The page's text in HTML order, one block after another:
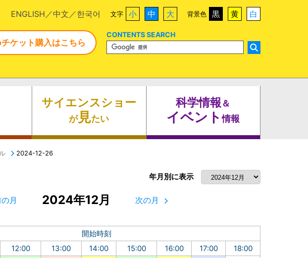
ENGLISH 中文 한국어 文字 小 中 大 背景色 黒 黄 白
ケット購入はこちら
CONTENTS SEARCH
サイエンスショー
が見たい
科学情報＆
イベント情報
2024-12-26
年月別に表示
月 2024年12月 次の月
開始時刻
12:00 13:00 14:00 15:00 16:00 17:00 18:00